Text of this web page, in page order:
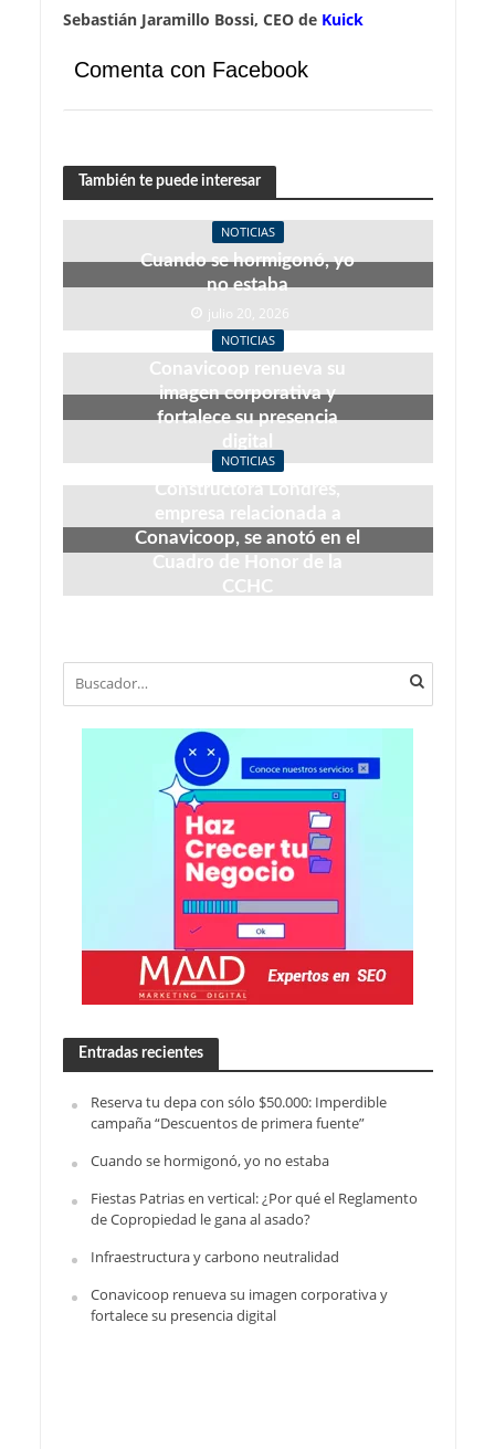
Sebastián Jaramillo Bossi, CEO de Kuick
Comenta con Facebook
También te puede interesar
NOTICIAS
Cuando se hormigonó, yo
no estaba
julio 20, 2026
NOTICIAS
Conavicoop renueva su
imagen corporativa y
fortalece su presencia
digital
junio 22, 2026
NOTICIAS
Constructora Londres,
empresa relacionada a
Conavicoop, se anotó en el
Cuadro de Honor de la
CCHC
Entradas recientes
Reserva tu depa con sólo $50.000: Imperdible
campaña “Descuentos de primera fuente”
Cuando se hormigonó, yo no estaba
Fiestas Patrias en vertical: ¿Por qué el Reglamento
de Copropiedad le gana al asado?
Infraestructura y carbono neutralidad
Conavicoop renueva su imagen corporativa y
fortalece su presencia digital